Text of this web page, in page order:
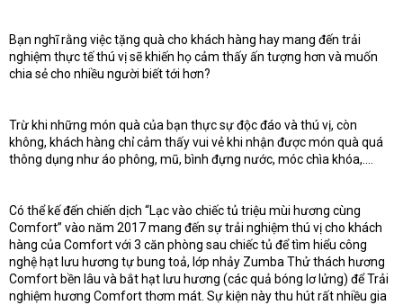
Bạn nghĩ rằng việc tặng quà cho khách hàng hay mang đến trải
nghiệm thực tế thú vị sẽ khiến họ cảm thấy ấn tượng hơn và muốn
chia sẻ cho nhiều người biết tới hơn?
Trừ khi những món quà của bạn thực sự độc đáo và thú vị, còn
không, khách hàng chỉ cảm thấy vui vẻ khi nhận được món quà quá
thông dụng như áo phông, mũ, bình đựng nước, móc chìa khóa,….
Có thể kế đến chiến dịch “Lạc vào chiếc tủ triệu mùi hương cùng
Comfort” vào năm 2017 mang đến sự trải nghiệm thú vị cho khách
hàng của Comfort với 3 căn phòng sau chiếc tủ để tìm hiểu công
nghệ hạt lưu hương tự bung toả, lớp nhảy Zumba Thử thách hương
Comfort bền lâu và bắt hạt lưu hương (các quả bóng lơ lửng) để Trải
nghiệm hương Comfort thơm mát. Sự kiện này thu hút rất nhiều gia